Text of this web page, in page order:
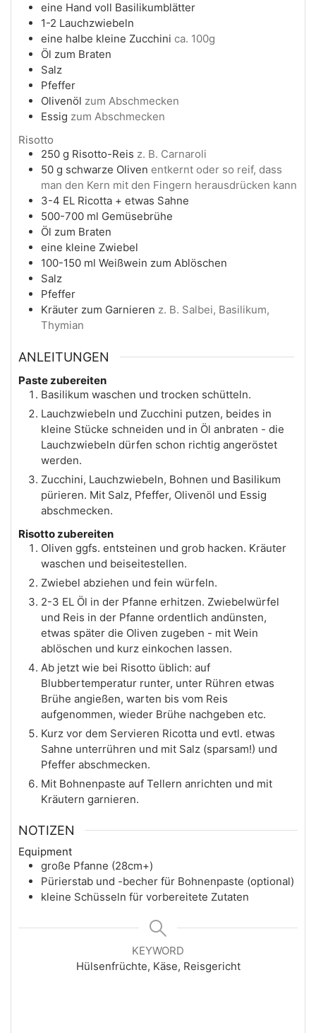
eine Hand voll Basilikumblätter
1-2 Lauchzwiebeln
eine halbe kleine Zucchini ca. 100g
Öl zum Braten
Salz
Pfeffer
Olivenöl zum Abschmecken
Essig zum Abschmecken
Risotto
250 g Risotto-Reis z. B. Carnaroli
50 g schwarze Oliven entkernt oder so reif, dass
man den Kern mit den Fingern herausdrücken kann
3-4 EL Ricotta + etwas Sahne
500-700 ml Gemüsebrühe
Öl zum Braten
eine kleine Zwiebel
100-150 ml Weißwein zum Ablöschen
Salz
Pfeffer
Kräuter zum Garnieren z. B. Salbei, Basilikum,
Thymian
ANLEITUNGEN
Paste zubereiten
Basilikum waschen und trocken schütteln.
Lauchzwiebeln und Zucchini putzen, beides in
kleine Stücke schneiden und in Öl anbraten - die
Lauchzwiebeln dürfen schon richtig angeröstet
werden.
Zucchini, Lauchzwiebeln, Bohnen und Basilikum
pürieren. Mit Salz, Pfeffer, Olivenöl und Essig
abschmecken.
Risotto zubereiten
Oliven ggfs. entsteinen und grob hacken. Kräuter
waschen und beiseitestellen.
Zwiebel abziehen und fein würfeln.
2-3 EL Öl in der Pfanne erhitzen. Zwiebelwürfel
und Reis in der Pfanne ordentlich andünsten,
etwas später die Oliven zugeben - mit Wein
ablöschen und kurz einkochen lassen.
Ab jetzt wie bei Risotto üblich: auf
Blubbertemperatur runter, unter Rühren etwas
Brühe angießen, warten bis vom Reis
aufgenommen, wieder Brühe nachgeben etc.
Kurz vor dem Servieren Ricotta und evtl. etwas
Sahne unterrühren und mit Salz (sparsam!) und
Pfeffer abschmecken.
Mit Bohnenpaste auf Tellern anrichten und mit
Kräutern garnieren.
NOTIZEN
Equipment
große Pfanne (28cm+)
Pürierstab und -becher für Bohnenpaste (optional)
kleine Schüsseln für vorbereitete Zutaten
KEYWORD
Hülsenfrüchte, Käse, Reisgericht